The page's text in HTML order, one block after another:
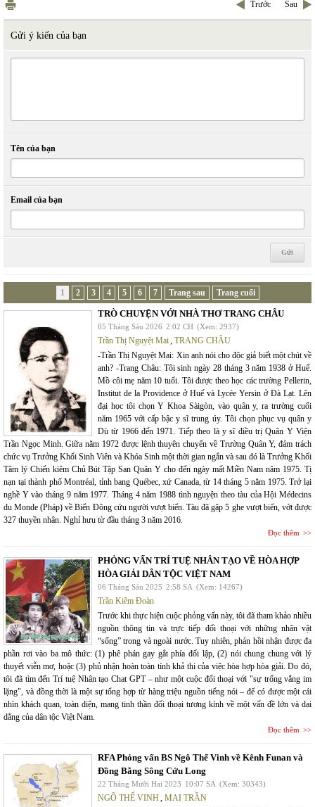
Trước Sau
Gửi ý kiến của bạn
Tên của bạn
Email của bạn
1 2 3 4 5 6 7 Trang sau Trang cuối
TRÒ CHUYỆN VỚI NHÀ THƠ TRANG CHÂU
05 Tháng Sáu 2026 2:02 CH (Xem: 2937)
Trần Thị Nguyệt Mai, TRANG CHÂU
-Trần Thị Nguyệt Mai: Xin anh nói cho độc giả biết một chút về
anh? -Trang Châu: Tôi sinh ngày 28 tháng 3 năm 1938 ở Huế.
Mồ côi mẹ năm 10 tuổi. Tôi được theo học các trường Pellerin,
Institut de la Providence ở Huế và Lycée Yersin ở Đà Lạt. Lên
đại học tôi chọn Y Khoa Sàigòn, vào quân y, ra trường cuối
năm 1965 với cấp bậc y sĩ trung úy. Tôi chọn phục vụ quân y
Dù từ 1966 đến 1971. Tiếp theo là y sĩ điều trị Quân Y Viện
Trần Ngọc Minh. Giữa năm 1972 được lệnh thuyên chuyển về Trường Quân Y, đảm trách
chức vụ Trưởng Khối Sinh Viên và Khóa Sinh một thời gian ngắn và sau đó là Trưởng Khối
Tâm lý Chiến kiêm Chủ Bút Tập San Quân Y cho đến ngày mất Miền Nam năm 1975. Tị
nạn tại thành phố Montréal, tỉnh bang Québec, xứ Canada, từ 14 tháng 5 năm 1975. Trở lại
nghề Y vào tháng 9 năm 1977. Tháng 4 năm 1988 tình nguyện theo tàu của Hội Médecins
du Monde (Pháp) về Biển Đông cứu người vượt biển. Tàu đã gặp 5 ghe vượt biển, vớt được
327 thuyền nhân. Nghỉ hưu từ đầu tháng 3 năm 2016.
Đọc thêm
PHỎNG VẤN TRÍ TUỆ NHÂN TẠO VỀ HÒA HỢP
HÒA GIẢI DÂN TỘC VIỆT NAM
06 Tháng Sáu 2025 2:58 SA (Xem: 14267)
Trần Kiêm Đoàn
Trước khi thực hiện cuộc phỏng vấn này, tôi đã tham khảo nhiều
nguồn thông tin và trực tiếp đối thoại với những nhân vật
“sống” trong và ngoài nước. Tuy nhiên, phản hồi nhận được đa
phần rơi vào ba mô thức: (1) phê phán gay gắt phía đối lập, (2) nói chung chung với lý
thuyết viễn mơ, hoặc (3) phủ nhận hoàn toàn tính khả thi của việc hòa hợp hòa giải. Do đó,
tôi đã tìm đến Trí tuệ Nhân tạo Chat GPT – như một cuộc đối thoại với "sự trống vắng im
lặng", và đồng thời là một sự tổng hợp từ hàng triệu nguồn tiếng nói – để có được một cái
nhìn khách quan, toàn diện, mang tinh thần đối thoại tương kính về một vấn đề lớn và dai
dẳng của dân tộc Việt Nam.
Đọc thêm
RFA Phỏng vấn BS Ngô Thế Vinh về Kênh Funan và
Đồng Bằng Sông Cửu Long
22 Tháng Mười Hai 2023 10:07 SA (Xem: 30343)
NGÔ THẾ VINH, MAI TRẦN